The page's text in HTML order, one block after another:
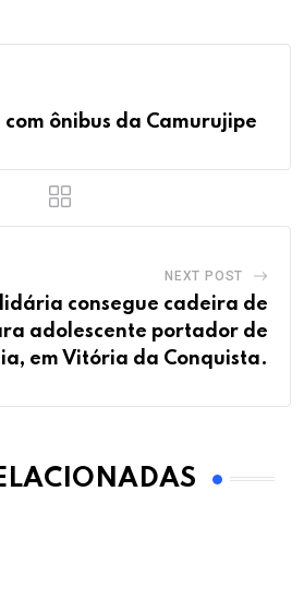
ônibus da Camurujipe
NEXT POST
consegue cadeira de
adolescente portador de
em Vitória da Conquista.